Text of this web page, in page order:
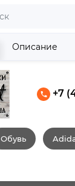
+7
Обувь
Описание